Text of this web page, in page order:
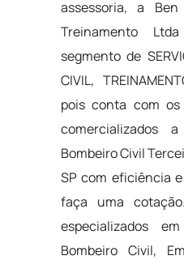
assessoria, a
Treinamento
segmento de
CIVIL,
pois conta com
comercializados
Bombeiro Civil
SP com eficiência
faça uma
especializados
Bombeiro Civil,